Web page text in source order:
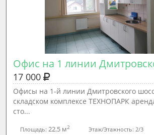
Офис на 1 линии
17 000
Офисы на 1-й линии Дмитровского
складском комплексе ТЕХНОПАРК
сто...
Площадь: 22.5 м2 Этаж/Этажность: 2/3